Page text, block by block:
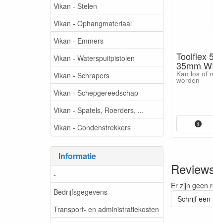
Vikan - Stelen
Vikan - Ophangmateriaal
Vikan - Emmers
Vikan - Waterspuitpistolen
Vikan - Schrapers
Vikan - Schepgereedschap
Vikan - Spatels, Roerders, ...
Vikan - Condenstrekkers
Informatie
-
Bedrijfsgegevens
Transport- en administratiekosten
Toolflex
35mm
Kan los of
worden
Er zijn geen
Schrijf een